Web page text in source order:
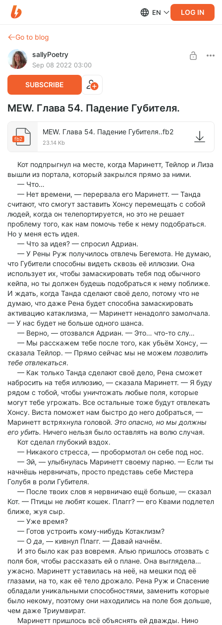
EN LOG IN
Go to blog
sallyPoetry
Sep 08 2022 03:00
SUBSCRIBE
MEW. Глава 54. Падение Губителя.
fb2
MEW. Глава 54. Падение Губителя..fb2
23.14 Kb
Кот подпрыгнул на месте, когда Маринетт, Тейлор и Лиза
вышли из портала, который закрылся прямо за ними.
— Что…
— Нет времени, — перервала его Маринетт. — Танда
считают, что смогут заставить Хонсу перемещать с собой
людей, когда он телепортируется, но это не решает
проблему того, как нам помочь тебе к нему подобраться.
Но у меня есть идея.
— Что за идея? — спросил Адриан.
— У Рены Руж получилось отвлечь Бегемота. Не думаю,
что Губители способны видеть сквозь её иллюзии. Она
использует их, чтобы замаскировать тебя под обычного
кейпа, но ты должен будешь подобраться к нему поближе.
И ждать, когда Танда сделают своё дело, потому что не
думаю, что даже Рена будет способна замаскировать
активацию катаклизма, — Маринетт ненадолго замолчала.
— У нас будет не больше одного шанса.
— Верно, — отозвался Адриан. — Это… что-то слу…
— Мы расскажем тебе после того, как убьём Хонсу, —
сказала Тейлор. — Прямо сейчас мы не можем позволить
тебе отвлекаться.
— Как только Танда сделают своё дело, Рена сможет
набросить на тебя иллюзию, — сказала Маринетт. — Я буду
рядом с тобой, чтобы уничтожать любые поля, которые
могут тебе угрожать. Все остальные тоже будут отвлекать
Хонсу. Виста поможет нам быстро до него добраться, —
Маринетт встряхнула головой. Это опасно, но мы должны
его убить. Ничего нельзя было оставлять на волю случая.
Кот сделал глубокий вздох.
— Никакого стресса, — пробормотал он себе под нос.
— Эй, — улыбнулась Маринетт своему парню. — Если ты
начнёшь нервничать, просто представь себе Мистера
Голубя в роли Губителя.
— После твоих слов я нервничаю ещё больше, — сказал
Кот. — Птицы не любят кошек. Плагг? — его Квами подлетел
ближе, жуя сыр.
— Уже время?
— Готов устроить кому-нибудь Котаклизм?
— О да, — кивнул Плагг. — Давай начнём.
И это было как раз вовремя. Алью пришлось отозвать с
поля боя, чтобы рассказать ей о плане. Она выглядела…
ужасно. Маринетт уставилась на неё, на мешки под её
глазами, на то, как её тело дрожало. Рена Руж и Спасение
обладали уникальными способностями, заменить которые
было некому, поэтому они находились на поле боя дольше,
чем даже Триумвират.
Маринетт пришлось всё объяснять ей дважды. Нино